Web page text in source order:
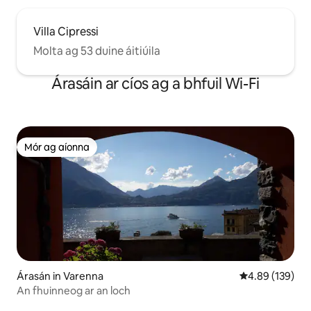
Villa Cipressi
Molta ag 53 duine áitiúila
Árasáin ar cíos ag a bhfuil Wi-Fi
Mór ag aíonna
Mór ag aíonna
Árasán in Varenna Meánrátáil
4.89 (139)
An fhuinneog ar an loch